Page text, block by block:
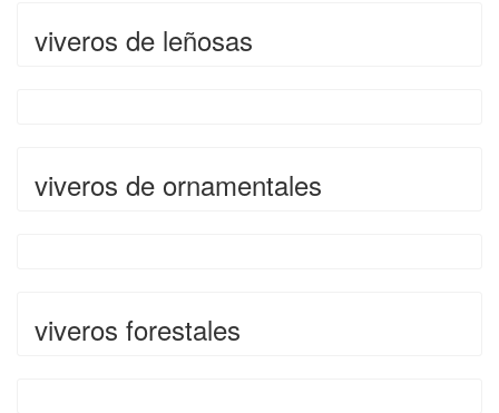
viveros de leñosas
viveros de ornamentales
viveros forestales